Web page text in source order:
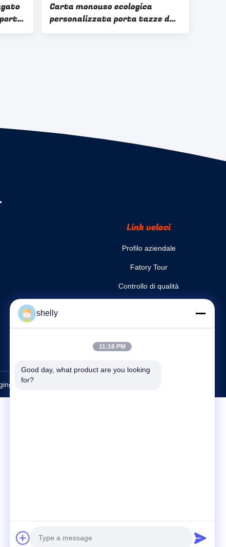
Carta monouso ecologica
personalizzata porta tazze da
caffè portabevande 2 4
Link veloci
Profilo aziendale
Fatory Tour
Controllo di qualità
Co., Ltd.. All Rights Reserved.
shelly
11:18 PM
Good day, what product are you looking
for?